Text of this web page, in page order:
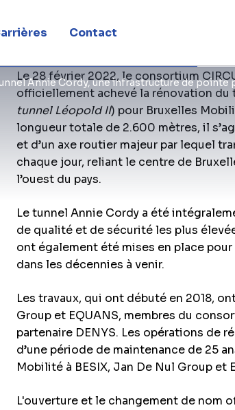
Contact
Annie Cordy, une infrastructure de pointe
Le 28 février 2022, le consortium
officiellement achevé la rénovation du
tunnel Léopold II) pour Bruxelles
longueur totale de 2.600 mètres, il
et d’un axe routier majeur par lequel
chaque jour, reliant le centre de
l’ouest du pays.
Le tunnel Annie Cordy a été
de qualité et de sécurité les plus
ont également été mises en place
dans les décennies à venir.
Les travaux, qui ont débuté en 2018,
Group et EQUANS, membres du
partenaire DENYS. Les opérations de
d’une période de maintenance de 25
Mobilité à BESIX, Jan De Nul Group et
L'ouverture et le changement de nom